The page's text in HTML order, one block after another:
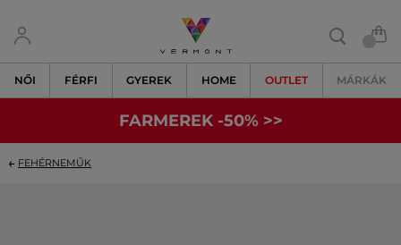
NŐI FÉRFI GYEREK HOME OUTLET MÁRKÁK
FARMEREK -50% >>
FEHÉRNEMŰK